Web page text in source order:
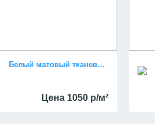
Белый матовый тканевый натяжной потолок
Цена 1050 р/м²